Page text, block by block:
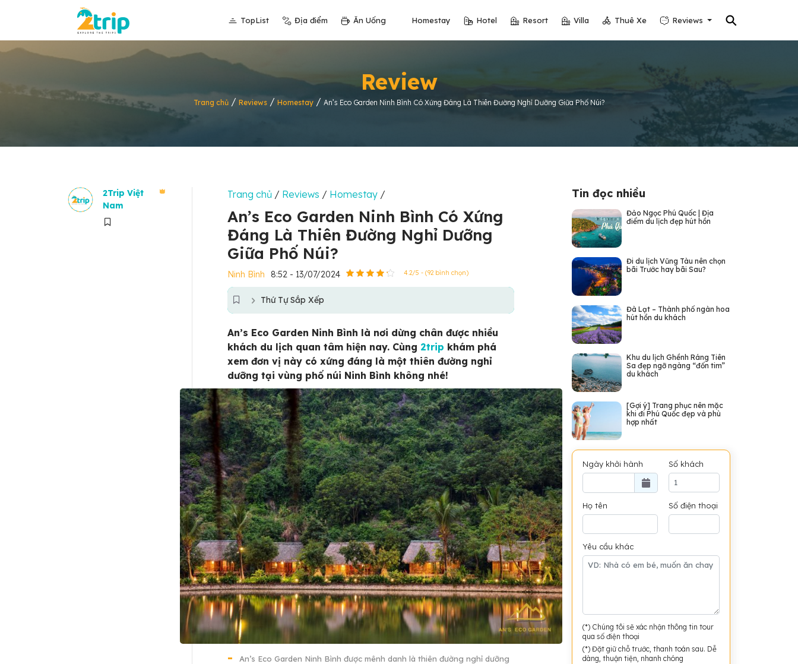
⚲
TopList Địa điểm Ăn Uống Homestay Hotel Resort Villa Thuê Xe Reviews
Review
Trang chủ / Reviews / Homestay / An’s Eco Garden Ninh Bình Có Xứng Đáng Là Thiên Đường Nghỉ Dưỡng Giữa Phố Núi?
2Trip Việt
Nam
Trang chủ / Reviews / Homestay /
An’s Eco Garden Ninh Bình Có Xứng
Đáng Là Thiên Đường Nghỉ Dưỡng
Giữa Phố Núi?
Ninh Bình 8:52 - 13/07/2024 4.2/5 - (92 bình chọn)
Thứ Tự Sắp Xếp
An’s Eco Garden Ninh Bình là nơi dừng chân được nhiều
khách du lịch quan tâm hiện nay. Cùng 2trip khám phá
xem đơn vị này có xứng đáng là một thiên đường nghỉ
dưỡng tại vùng phố núi Ninh Bình không nhé!
An’s Eco Garden Ninh Bình được mênh danh là thiên đường nghỉ dưỡng
Tin đọc nhiều
Đảo Ngọc Phú Quốc | Địa
điểm du lịch đẹp hút hồn
Đi du lịch Vũng Tàu nên chọn
bãi Trước hay bãi Sau?
Đà Lạt – Thành phố ngàn hoa
hút hồn du khách
Khu du lịch Ghềnh Ráng Tiên
Sa đẹp ngỡ ngàng “đốn tim”
du khách
[Gợi ý] Trang phục nên mặc
khi đi Phú Quốc đẹp và phù
hợp nhất
Ngày khởi hành Số khách
Họ tên Số điện thoại
Yêu cầu khác
(*) Chúng tôi sẽ xác nhận thông tin tour
qua số điện thoại
(*) Đặt giữ chỗ trước, thanh toán sau. Dễ
dàng, thuận tiện, nhanh chóng